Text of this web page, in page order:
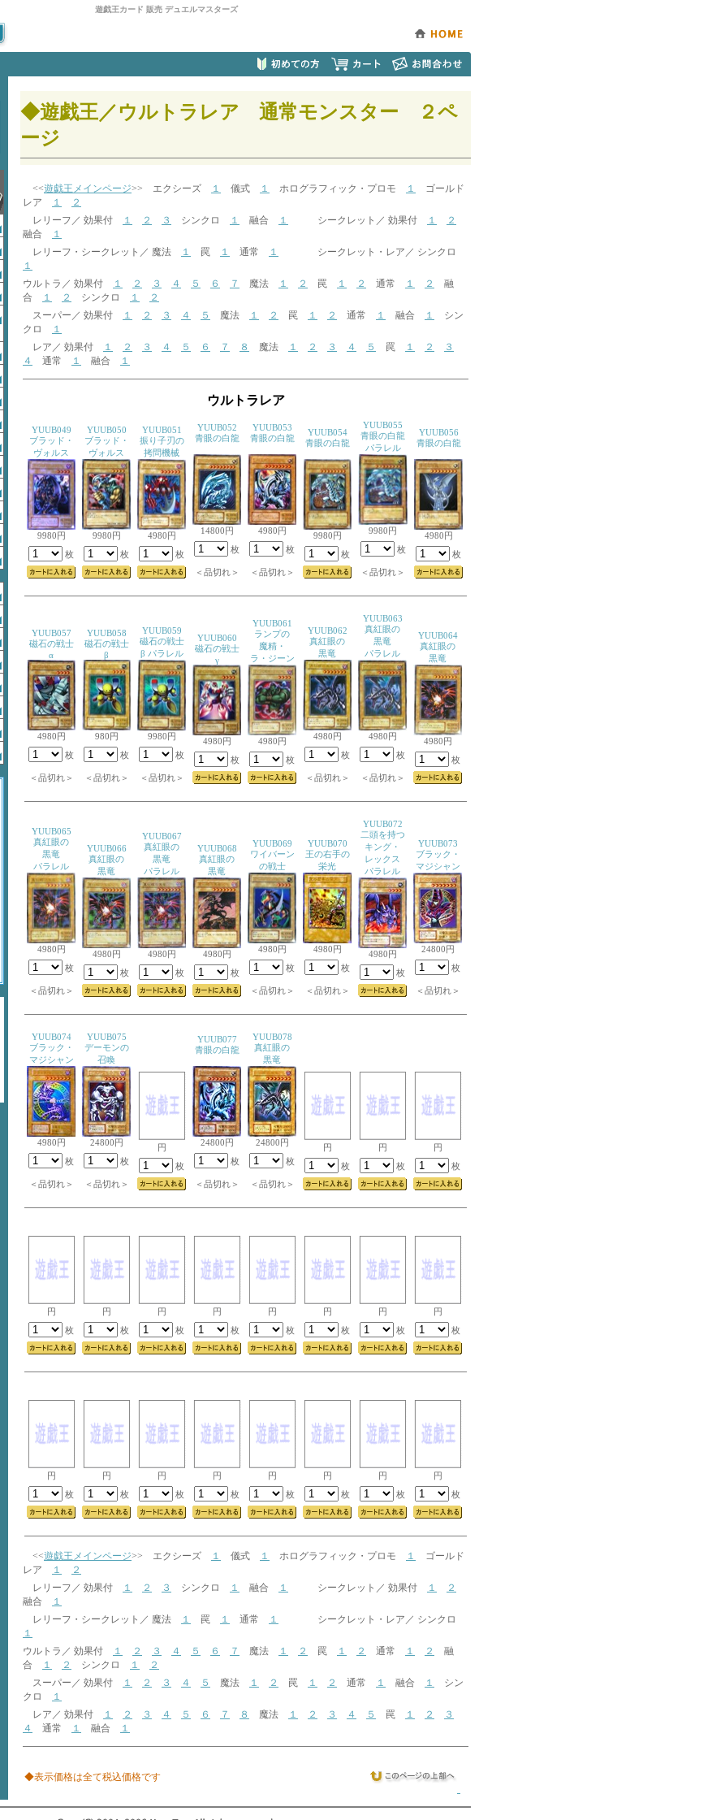
遊戯王カード 販売 デュエルマスターズ
◆遊戯王／ウルトラレア 通常モンスター ２ペ
ージ
<<遊戯王メインページ>> エクシーズ １ 儀式 １ ホログラフィック・プロモ １
ゴールド
レア
１
２
レリーフ／ 効果付
１ ２ ３ シンクロ １ 融合 １ シークレット／ 効果付 １
２
融合
１
レリーフ・シークレット／ 魔法
１ 罠 １ 通常 １
シークレット・レア／ シンクロ
１
ウルトラ／ 効果付
１ ２ ３ ４ ５ ６ ７ 魔法 １ ２ 罠 １ ２ 通常 １ ２
融
合
１ ２ シンクロ １
２
スーパー／ 効果付
１ ２ ３ ４ ５ 魔法 １ ２ 罠 １ ２ 通常 １ 融合 １
シン
クロ
１
レア／ 効果付
１ ２ ３ ４ ５ ６ ７ ８ 魔法 １ ２ ３ ４ ５ 罠 １ ２
３
４
通常 １ 融合 １
ウルトラレア
YUUB049
ブラッド・
ヴォルス
9980円
枚
YUUB050
ブラッド・
ヴォルス
9980円
枚
YUUB051
振り子刃の
拷問機械
4980円
枚
YUUB052
青眼の白龍
14800円
枚
＜品切れ＞
YUUB053
青眼の白龍
4980円
枚
＜品切れ＞
YUUB054
青眼の白龍
9980円
枚
YUUB055
青眼の白龍
パラレル
9980円
枚
＜品切れ＞
YUUB056
青眼の白龍
4980円
枚
YUUB057
磁石の戦士
α
4980円
枚
＜品切れ＞
YUUB058
磁石の戦士
β
980円
枚
＜品切れ＞
YUUB059
磁石の戦士
β パラレル
9980円
枚
＜品切れ＞
YUUB060
磁石の戦士
γ
4980円
枚
YUUB061
ランプの
魔精・
ラ・ジーン
4980円
枚
YUUB062
真紅眼の
黒竜
4980円
枚
＜品切れ＞
YUUB063
真紅眼の
黒竜
パラレル
4980円
枚
＜品切れ＞
YUUB064
真紅眼の
黒竜
4980円
枚
YUUB065
真紅眼の
黒竜
パラレル
4980円
枚
＜品切れ＞
YUUB066
真紅眼の
黒竜
4980円
枚
YUUB067
真紅眼の
黒竜
パラレル
4980円
枚
YUUB068
真紅眼の
黒竜
4980円
枚
YUUB069
ワイバーン
の戦士
4980円
枚
＜品切れ＞
YUUB070
王の右手の
栄光
4980円
枚
＜品切れ＞
YUUB072
二頭を持つ
キング・
レックス
パラレル
4980円
枚
YUUB073
ブラック・
マジシャン
24800円
枚
＜品切れ＞
YUUB074
ブラック・
マジシャン
4980円
枚
＜品切れ＞
YUUB075
デーモンの
召喚
24800円
枚
＜品切れ＞
円
枚
YUUB077
青眼の白龍
24800円
枚
＜品切れ＞
YUUB078
真紅眼の
黒竜
24800円
枚
＜品切れ＞
円
枚
円
枚
円
枚
円
枚
円
枚
円
枚
円
枚
円
枚
円
枚
円
枚
円
枚
円
枚
円
枚
円
枚
円
枚
円
枚
円
枚
円
枚
円
枚
<<遊戯王メインページ>> エクシーズ １ 儀式 １ ホログラフィック・プロモ １
ゴールド
レア
１
２
レリーフ／ 効果付
１ ２ ３ シンクロ １ 融合 １ シークレット／ 効果付 １
２
融合
１
レリーフ・シークレット／ 魔法
１ 罠 １ 通常 １
シークレット・レア／ シンクロ
１
ウルトラ／ 効果付
１ ２ ３ ４ ５ ６ ７ 魔法 １ ２ 罠 １ ２ 通常 １ ２
融
合
１ ２ シンクロ １
２
スーパー／ 効果付
１ ２ ３ ４ ５ 魔法 １ ２ 罠 １ ２ 通常 １ 融合 １
シン
クロ
１
レア／ 効果付
１ ２ ３ ４ ５ ６ ７ ８ 魔法 １ ２ ３ ４ ５ 罠 １ ２
３
４
通常 １ 融合 １
◆表示価格は全て税込価格です